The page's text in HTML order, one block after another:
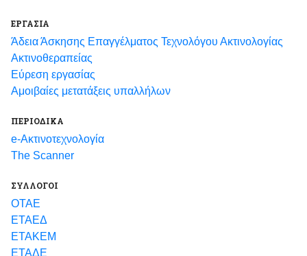
ΕΡΓΑΣΙΑ
Άδεια Άσκησης Επαγγέλματος Τεχνολόγου Ακτινολογίας
Ακτινοθεραπείας
Εύρεση εργασίας
Αμοιβαίες μετατάξεις υπαλλήλων
ΠΕΡΙΟΔΙΚΑ
e-Ακτινοτεχνολογία
The Scanner
ΣΥΛΛΟΓΟΙ
ΟΤΑΕ
ΕΤΑΕΔ
ΕΤΑΚΕΜ
ΕΤΑΔΕ